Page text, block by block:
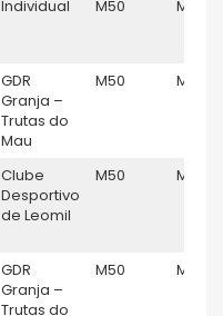
Individual M50 M
GDR
Granja –
Trutas do
Mau
M50 M
Clube
Desportivo
de Leomil
M50 M
GDR
Granja –
Trutas do
M50 M